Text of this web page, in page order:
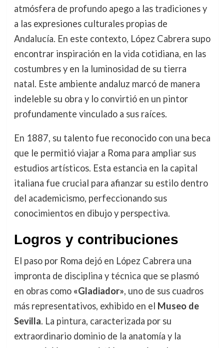
atmósfera de profundo apego a las tradiciones y
a las expresiones culturales propias de
Andalucía. En este contexto, López Cabrera supo
encontrar inspiración en la vida cotidiana, en las
costumbres y en la luminosidad de su tierra
natal. Este ambiente andaluz marcó de manera
indeleble su obra y lo convirtió en un pintor
profundamente vinculado a sus raíces.
En 1887, su talento fue reconocido con una beca
que le permitió viajar a Roma para ampliar sus
estudios artísticos. Esta estancia en la capital
italiana fue crucial para afianzar su estilo dentro
del academicismo, perfeccionando sus
conocimientos en dibujo y perspectiva.
Logros y contribuciones
El paso por Roma dejó en López Cabrera una
impronta de disciplina y técnica que se plasmó
en obras como «Gladiador», uno de sus cuadros
más representativos, exhibido en el Museo de
Sevilla. La pintura, caracterizada por su
extraordinario dominio de la anatomía y la